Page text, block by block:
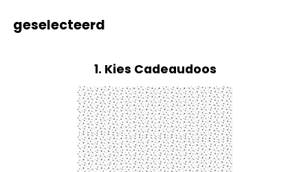
geselecteerd
1 Kies Cadeaudoos